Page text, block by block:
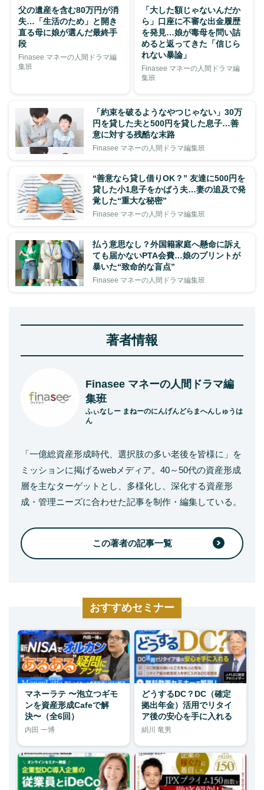
父の遺産を含む80万円が消
失…「生活のため」と開き
直る母に娘が選んだ最終手
段
Finasee マネーの人間ドラマ編
集班
「大した額じゃないんだか
ら」口座に不審な出金履歴
を発見…娘が毒母を問い詰
めると返ってきた「信じら
れない暴論」
Finasee マネーの人間ドラマ編
集班
「約束を破るようなやつじゃない」30万
円を貸した夫と500円を貸した息子…善
意に対する残酷な末路
Finasee マネーの人間ドラマ編集班
“善意なら貸し借りOK？” 友達に500円を
貸した小1息子をかばう夫…妻の追及で発
覚した“重大な秘密”
Finasee マネーの人間ドラマ編集班
払う意思なし？外国籍家庭へ懸命に訴え
ても届かないPTA会費…娘のプリントが
暴いた“致命的な盲点”
Finasee マネーの人間ドラマ編集班
著者情報
Finasee マネーの人間ドラマ編
集班
ふぃなしー まねーのにんげんどらまへんしゅうは
ん
「一億総資産形成時代、選択肢の多い老後を皆様に」を
ミッションに掲げるwebメディア。40～50代の資産形成
層を主なターゲットとし、多様化し、深化する資産形
成・管理ニーズに合わせた記事を制作・編集している。
この著者の記事一覧
おすすめセミナー
マネーラテ 〜泡立つギモ
ンを資産形成Cafeで解
決〜（全6回）
内田 一博
どうするDC？DC（確定
拠出年金）活用でリタイ
ア後の安心を手に入れる
絹川 竜男